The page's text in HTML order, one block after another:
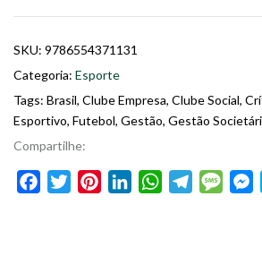
SKU: 9786554371131
Categoria: Esporte
Tags: Brasil, Clube Empresa, Clube Social,
Esportivo, Futebol, Gestão, Gestão
Compartilhe:
FacebookTwitterPinterestLinkedInWhatsAppTelegram